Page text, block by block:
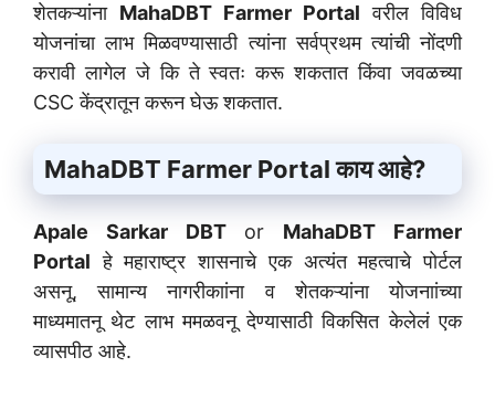
शेतकऱ्यांना MahaDBT Farmer Portal वरील विविध
योजनांचा लाभ मिळवण्यासाठी त्यांना सर्वप्रथम त्यांची नोंदणी
करावी लागेल जे कि ते स्वतः करू शकतात किंवा जवळच्या
CSC केंद्रातून करून घेऊ शकतात.
MahaDBT Farmer Portal काय आहे?
Apale Sarkar DBTor MahaDBT Farmer
Portal हे महाराष्ट्र शासनाचे एक अत्यंत महत्वाचे पोर्टल
असनू, सामान्य नागरीकाांना व शेतकऱ्यांना योजनाांच्या
माध्यमातनू थेट लाभ ममळवनू देण्यासाठी विकसित केलेलं एक
व्यासपीठ आहे.